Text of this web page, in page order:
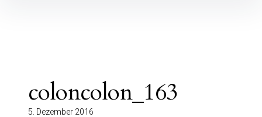
coloncolon_163
5. Dezember 2016